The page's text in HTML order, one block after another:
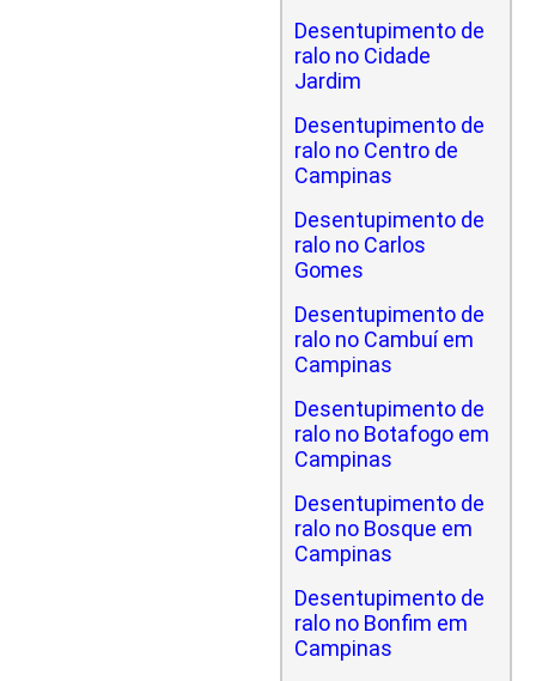
Desentupimento de
ralo no Cidade
Jardim
Desentupimento de
ralo no Centro de
Campinas
Desentupimento de
ralo no Carlos
Gomes
Desentupimento de
ralo no Cambuí em
Campinas
Desentupimento de
ralo no Botafogo em
Campinas
Desentupimento de
ralo no Bosque em
Campinas
Desentupimento de
ralo no Bonfim em
Campinas